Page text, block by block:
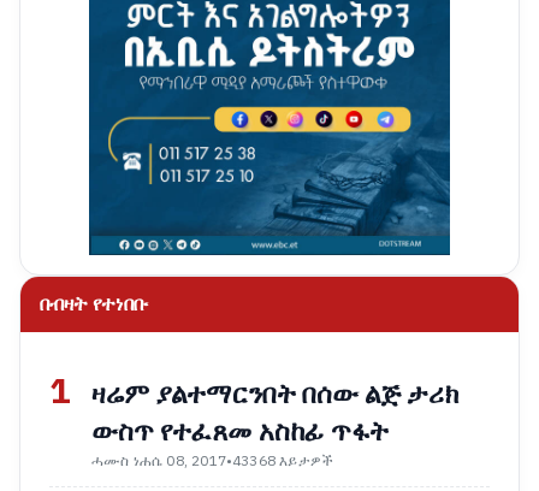
በብዛት የተነበቡ
1 ዛሬም ያልተማርንበት በሰው ልጅ ታሪክ
ውስጥ የተፈጸመ አስከፊ ጥፋት
ሓሙስ ነሐሴ 08, 2017•43368 እይታዎች